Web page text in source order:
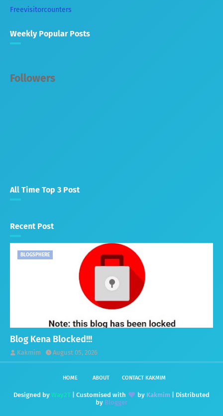
Freevisitorcounters
Weekly Popular Posts
Followers
All Time Top 3 Post
Recent Post
BLOGSPHERE
Blog Kena Blocked!!!
Kakmim August 05, 2026
HOME ABOUT CONTACT KAKMIM
Designed by Way2T | Customised with by Kakmim | Distributed
by Blogger